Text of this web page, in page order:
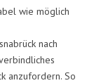
wie möglich
nach
anzufordern. So